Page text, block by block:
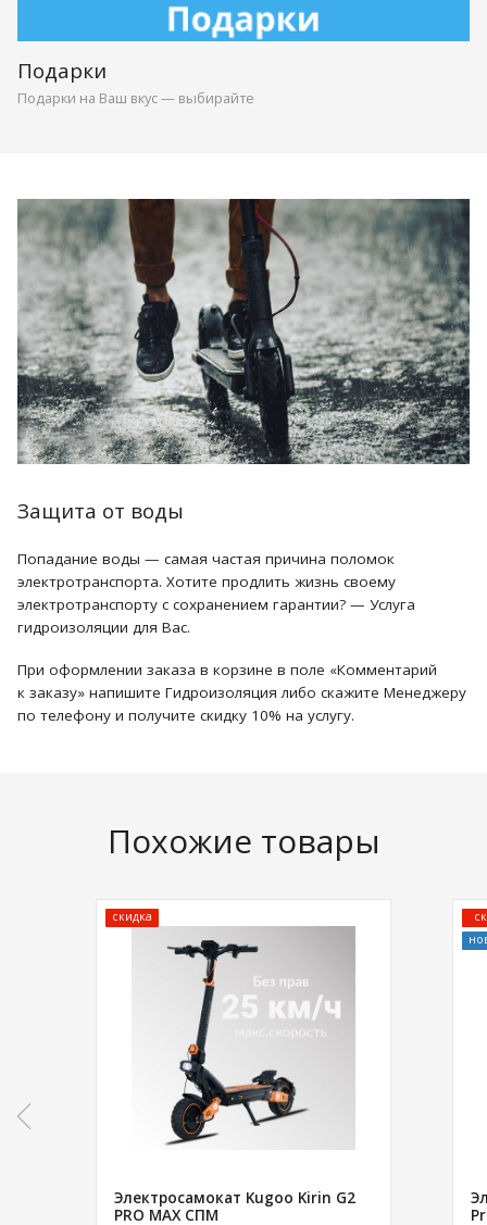
Подарки
Подарки на Ваш вкус — выбирайте
Защита от воды
Попадание воды — самая частая причина поломок
электротранспорта. Хотите продлить жизнь своему
электротранспорту с сохранением гарантии? — Услуга
гидроизоляции для Вас.
При оформлении заказа в корзине в поле «Комментарий
к заказу» напишите Гидроизоляция либо скажите Менеджеру
по телефону и получите скидку 10% на услугу.
Похожие товары
скидка
Электросамокат Kugoo Kirin G2
PRO MAX СПМ